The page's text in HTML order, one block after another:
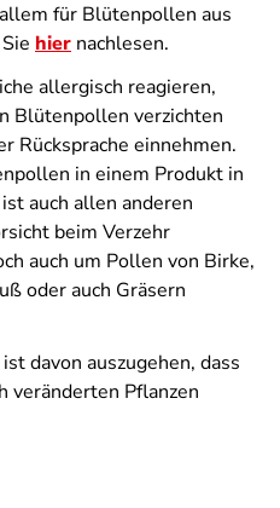
für Blütenpollen aus
hier nachlesen.
allergisch reagieren,
Blütenpollen verzichten
Rücksprache einnehmen.
in einem Produkt in
auch allen anderen
beim Verzehr
auch um Pollen von Birke,
oder auch Gräsern
davon auszugehen, dass
veränderten Pflanzen